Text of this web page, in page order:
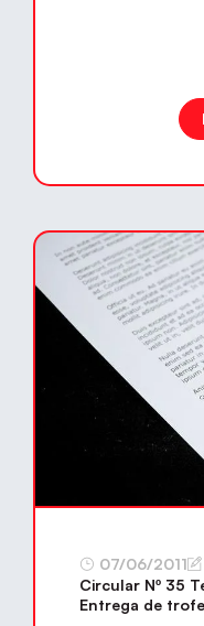
07/06/2011
Circular Nº 35
Entrega de